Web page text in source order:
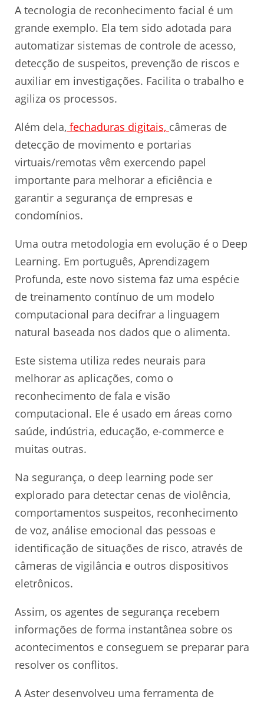
A tecnologia de reconhecimento facial é um
grande exemplo. Ela tem sido adotada para
automatizar sistemas de controle de acesso,
detecção de suspeitos, prevenção de riscos e
auxiliar em investigações. Facilita o trabalho e
agiliza os processos.
Além dela, fechaduras digitais, câmeras de
detecção de movimento e portarias
virtuais/remotas vêm exercendo papel
importante para melhorar a eficiência e
garantir a segurança de empresas e
condomínios.
Uma outra metodologia em evolução é o Deep
Learning. Em português, Aprendizagem
Profunda, este novo sistema faz uma espécie
de treinamento contínuo de um modelo
computacional para decifrar a linguagem
natural baseada nos dados que o alimenta.
Este sistema utiliza redes neurais para
melhorar as aplicações, como o
reconhecimento de fala e visão
computacional. Ele é usado em áreas como
saúde, indústria, educação, e-commerce e
muitas outras.
Na segurança, o deep learning pode ser
explorado para detectar cenas de violência,
comportamentos suspeitos, reconhecimento
de voz, análise emocional das pessoas e
identificação de situações de risco, através de
câmeras de vigilância e outros dispositivos
eletrônicos.
Assim, os agentes de segurança recebem
informações de forma instantânea sobre os
acontecimentos e conseguem se preparar para
resolver os conflitos.
A Aster desenvolveu uma ferramenta de